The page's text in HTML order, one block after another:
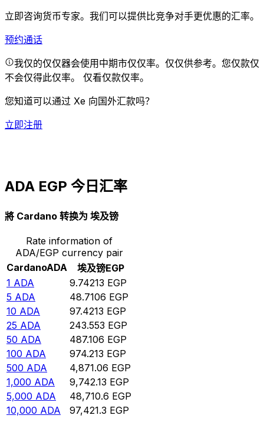
立即咨询货币专家。 我们可以提供比竞争对手更优惠的汇率。
预约通话
我仅的仅仅器会使用中期市仅仅率。仅仅供参考。您仅款仅
不会仅得此仅率。 仅看仅款仅率。
您知道可以通过 Xe 向国外汇款吗？
立即注册
ADA EGP 今日汇率
將 Cardano 转换为 埃及镑
Rate information of
ADA/EGP currency pair
CardanoADA 埃及镑EGP
1 ADA 9.74213 EGP
5 ADA 48.7106 EGP
10 ADA 97.4213 EGP
25 ADA 243.553 EGP
50 ADA 487.106 EGP
100 ADA 974.213 EGP
500 ADA 4,871.06 EGP
1,000 ADA 9,742.13 EGP
5,000 ADA 48,710.6 EGP
10,000 ADA 97,421.3 EGP